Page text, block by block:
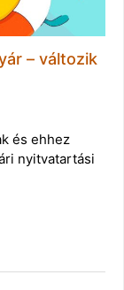
– változik
és ehhez
nyitvatartási